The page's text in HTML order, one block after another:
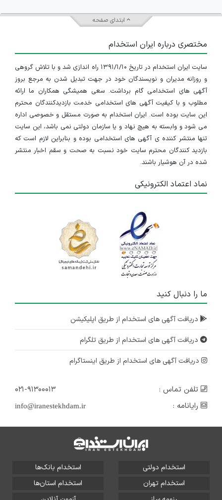
ابتدای صفحه
مختصری درباره ایران استخدام
سایت ایران استخدام در تاریخ ۱۳۹۱/۱/۱۰ راه اندازی شد و با تلاش گروهی
و روزانه مدیران و نویسندگان خود در جهت تبدیل شدن به مرجع بروز
آگهی های استخدامی گام برداشت. سعی همیشگی همکاران ما ارائه
مطلوب و با کیفیت آگهی های استخدامی خدمت بازدیدکنندگان محترم
این سایت بوده است. ایران استخدام به صورت مستقل و خصوصی اداره
می شود و وابسته به هیچ نهاد و یا سازمان دولتی نمی باشد، این سایت
تنها منتشر کننده ی آگهی های استخدامی بوده و بنابراین لازم است که
بازدید کنندگان محترم سایت خود نسبت به صحت و سقم اخبار منتشر
شده در آن هوشیار باشند.
نماد اعتماد الکترونیکی
ما را دنبال کنید
دریافت آگهی های استخدام از طریق اپلیکیشن
دریافت آگهی های استخدام از طریق تلگرام
دریافت آگهی های استخدام از طریق اینستاگرام
تلفن تماس :
۰۲۱-۹۱۳۰۰۰۱۳
رایانامه :
info@iranestekhdam.ir
استخدام دولتی
استخدام بانک‌ها
استخدام تهران
استخدام استان‌ها